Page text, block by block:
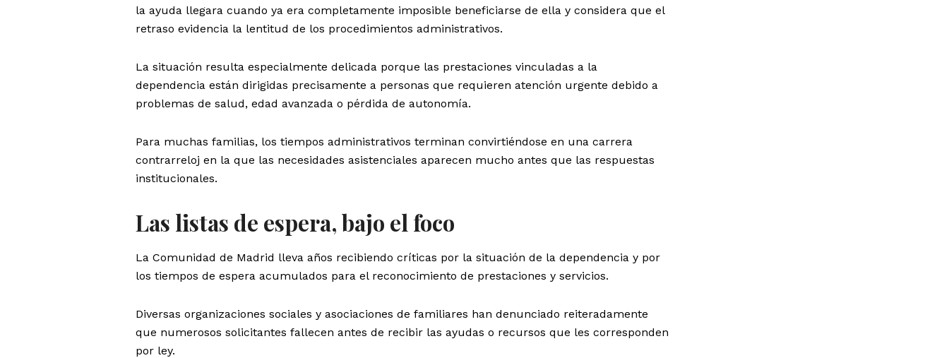
la ayuda llegara cuando ya era completamente imposible beneficiarse de ella y considera que el
retraso evidencia la lentitud de los procedimientos administrativos.
La situación resulta especialmente delicada porque las prestaciones vinculadas a la
dependencia están dirigidas precisamente a personas que requieren atención urgente debido a
problemas de salud, edad avanzada o pérdida de autonomía.
Para muchas familias, los tiempos administrativos terminan convirtiéndose en una carrera
contrarreloj en la que las necesidades asistenciales aparecen mucho antes que las respuestas
institucionales.
Las listas de espera, bajo el foco
La Comunidad de Madrid lleva años recibiendo críticas por la situación de la dependencia y por
los tiempos de espera acumulados para el reconocimiento de prestaciones y servicios.
Diversas organizaciones sociales y asociaciones de familiares han denunciado reiteradamente
que numerosos solicitantes fallecen antes de recibir las ayudas o recursos que les corresponden
por ley.